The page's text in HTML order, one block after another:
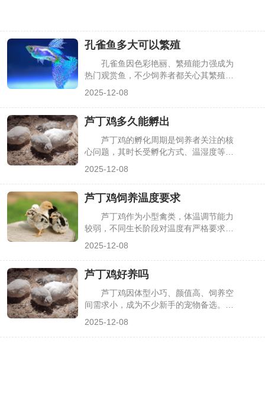
孔雀鱼多大可以繁殖
孔雀鱼因色彩艳丽、繁殖能力强成为
热门观赏鱼，不少饲养者都关心其繁殖起
始年龄。掌握孔雀鱼的适宜繁殖大小，既
繁殖成功率。下面详细说明孔雀鱼的繁殖
年龄、影响因素及相关注意事项，帮大家
科学开展繁殖养护。
2025-12-08
芦丁鸡多久能孵出
芦丁鸡的孵化周期是饲养者关注的核
心问题，其时长受孵化方式、温湿度等因
及关键调控要点，能帮助饲养者做好准
备、规避风险。下面详细解析芦丁鸡的孵
化周期、影响因素及实操注意事项。
2025-12-08
芦丁鸡饲养温度要求
芦丁鸡作为小型禽类，体温调节能力
较弱，不同生长阶段对温度有严格要求。
蛋。掌握科学的温度调控方法，是养好芦
丁鸡的基础，下面详细解析各阶段温度标
准、控温技巧及注意事项。
2025-12-08
芦丁鸡好养吗
芦丁鸡因体型小巧、颜值高、饲养空
间需求小，成为不少新手的宠物备选。但
宠物，只要掌握核心养护要点，新手也能
2025-12-08